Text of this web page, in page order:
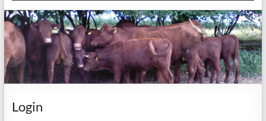
Login